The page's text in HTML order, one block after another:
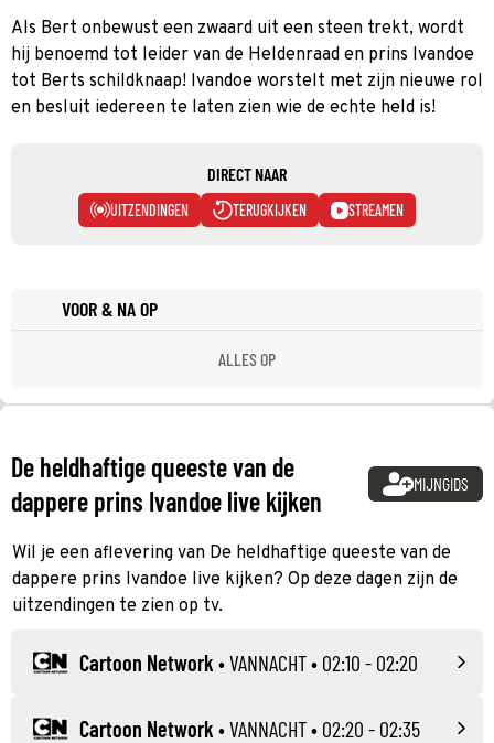
Als Bert onbewust een zwaard uit een steen trekt, wordt
hij benoemd tot leider van de Heldenraad en prins Ivandoe
tot Berts schildknaap! Ivandoe worstelt met zijn nieuwe rol
en besluit iedereen te laten zien wie de echte held is!
DIRECT NAAR
UITZENDINGEN TERUGKIJKEN STREAMEN
VOOR & NA OP
ALLES OP
De heldhaftige queeste van de
dappere prins Ivandoe live kijken
MIJNGIDS
Wil je een aflevering van De heldhaftige queeste van de
dappere prins Ivandoe live kijken? Op deze dagen zijn de
uitzendingen te zien op tv.
Cartoon Network •VANNACHT• 02:10 - 02:20
Cartoon Network •VANNACHT• 02:20 - 02:35